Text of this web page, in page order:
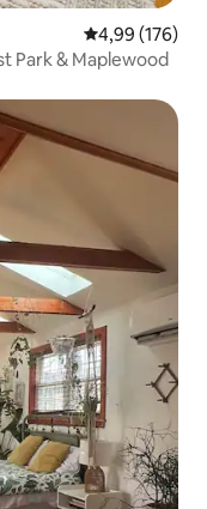
4,99 af 5 í
4,99 (176)
Park & Maplewood